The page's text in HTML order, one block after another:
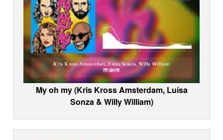
My oh my (Kris Kross Amsterdam, Luísa
Sonza & Willy William)